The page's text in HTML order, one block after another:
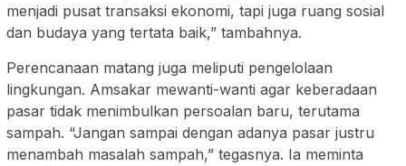
menjadi pusat transaksi ekonomi, tapi juga ruang sosial
dan budaya yang tertata baik,” tambahnya.
Perencanaan matang juga meliputi pengelolaan
lingkungan. Amsakar mewanti-wanti agar keberadaan
pasar tidak menimbulkan persoalan baru, terutama
sampah. “Jangan sampai dengan adanya pasar justru
menambah masalah sampah,” tegasnya. Ia meminta